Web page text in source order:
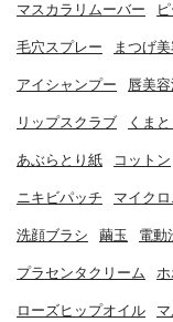
マスカラリムーバー
毛穴スプレー まつげ
アイシャンプー 唇美容
リップスクラブ くま
あぶらとり紙 コットン
ニキビパッチ マイク
洗顔ブラシ 繭玉 電動
プラセンタクリーム
ローズヒップオイル